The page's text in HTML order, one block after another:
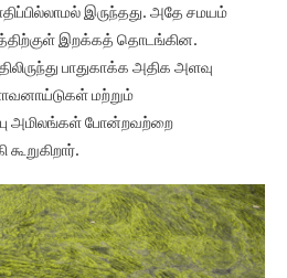
இருந்தது. அதே சமயம்
இறக்கத் தொடங்கின.
பாதுகாக்க அதிக அளவு
மற்றும்
அமிலங்கள் போன்றவற்றை
கூறுகிறார்.